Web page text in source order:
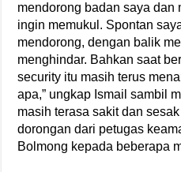
mendorong badan saya dan
ingin memukul. Spontan
mendorong, dengan balik
menghindar. Bahkan saat
security itu masih terus
apa,” ungkap Ismail sambil
masih terasa sakit dan
dorongan dari petugas
Bolmong kepada beberapa